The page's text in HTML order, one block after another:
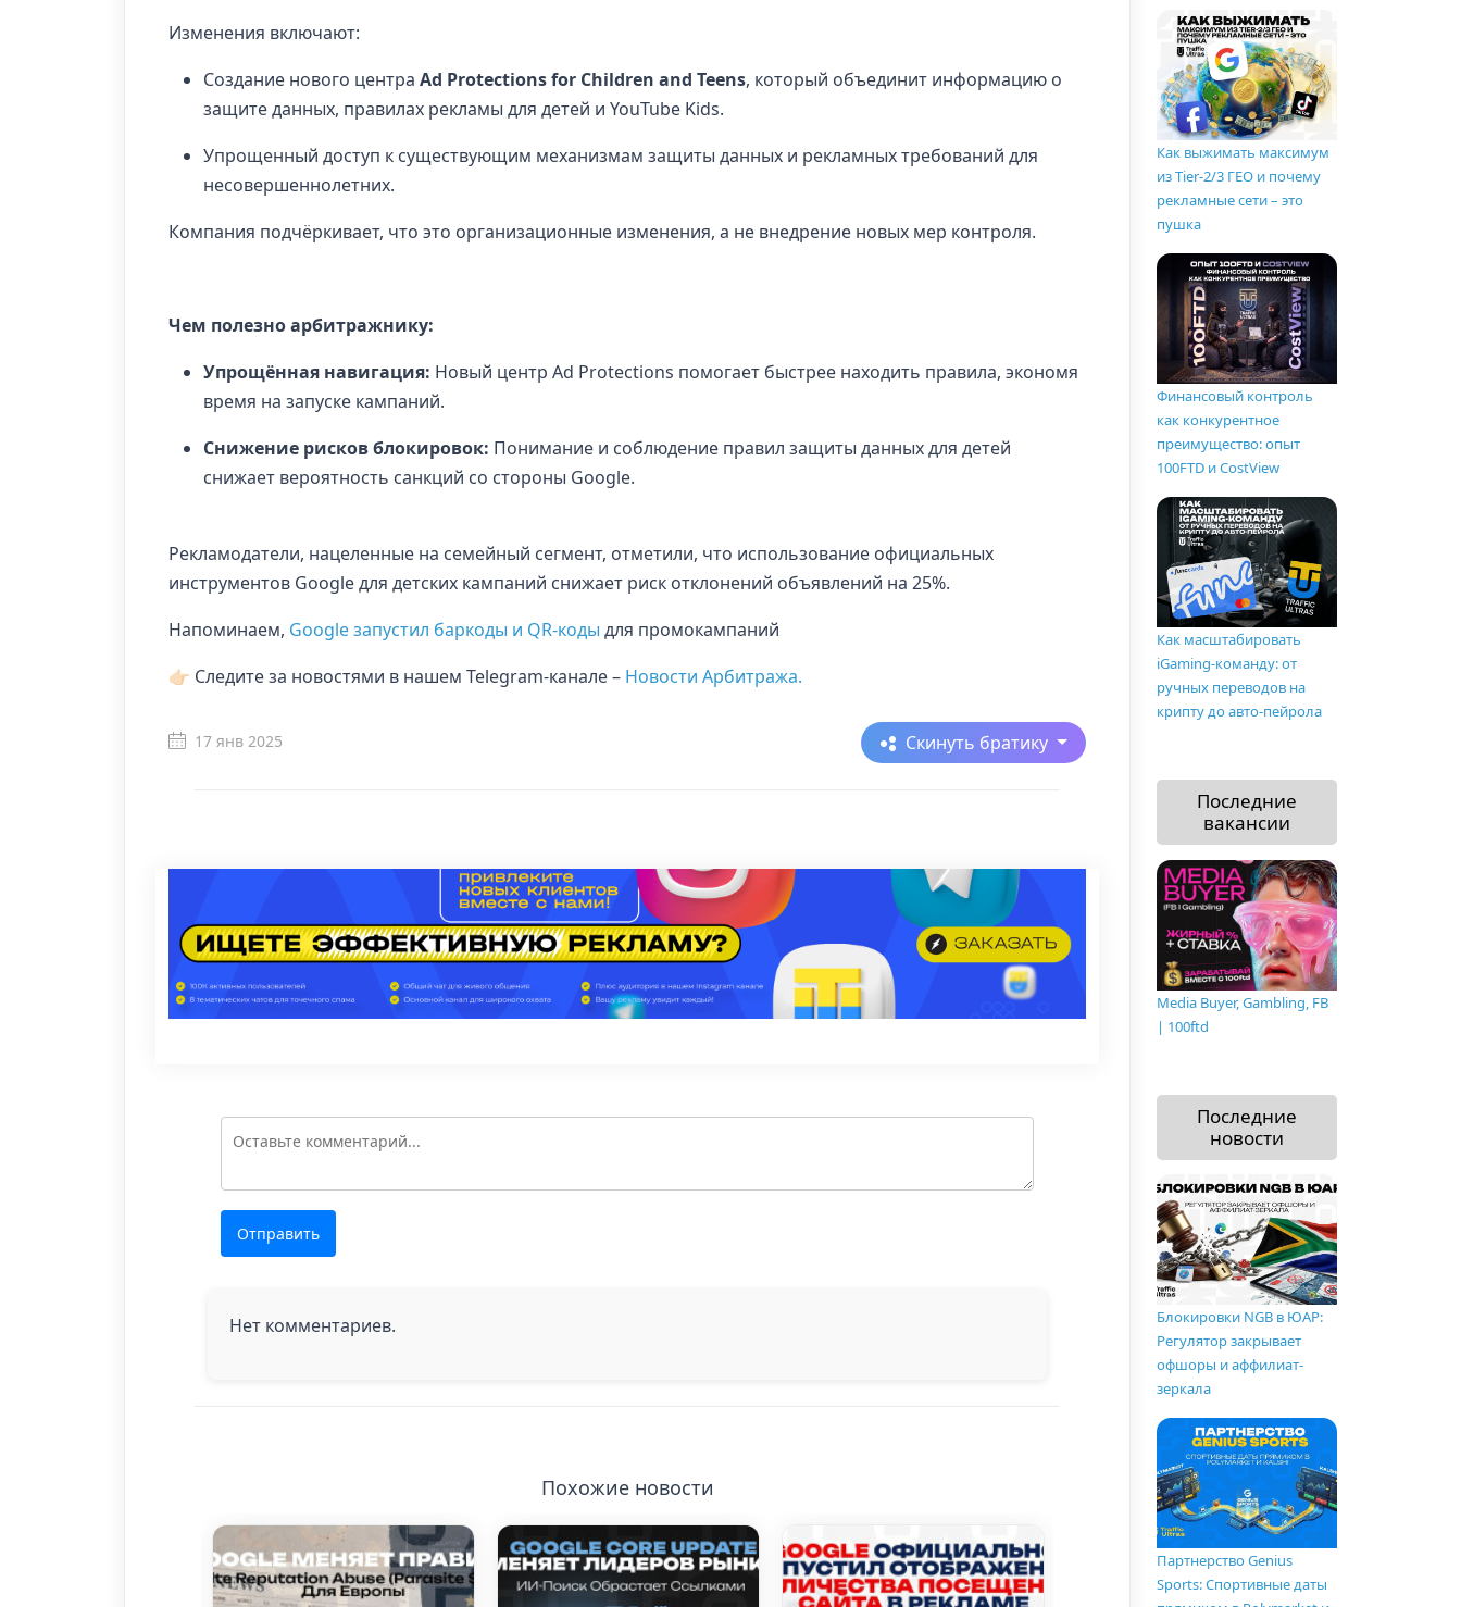
Изменения включают:
Создание нового центра Ad Protections for Children and Teens, который объединит информацию о
защите данных, правилах рекламы для детей и YouTube Kids.
Упрощенный доступ к существующим механизмам защиты данных и рекламных требований для
несовершеннолетних.
Компания подчёркивает, что это организационные изменения, а не внедрение новых мер контроля.
Чем полезно арбитражнику:
Упрощённая навигация: Новый центр Ad Protections помогает быстрее находить правила, экономя
время на запуске кампаний.
Снижение рисков блокировок: Понимание и соблюдение правил защиты данных для детей
снижает вероятность санкций со стороны Google.
Рекламодатели, нацеленные на семейный сегмент, отметили, что использование официальных
инструментов Google для детских кампаний снижает риск отклонений объявлений на 25%.
Напоминаем, Google запустил баркоды и QR-коды для промокампаний
👉🏻 Следите за новостями в нашем Telegram-канале – Новости Арбитража.
17 янв 2025 Скинуть братику
Отправить
Нет комментариев.
Похожие новости
Как выжимать максимум
из Tier-2/3 ГЕО и почему
рекламные сети – это
пушка
Финансовый контроль
как конкурентное
преимущество: опыт
100FTD и CostView
Как масштабировать
iGaming-команду: от
ручных переводов на
крипту до авто-пейрола
Последние
вакансии
Media Buyer, Gambling, FB
| 100ftd
Последние
новости
Блокировки NGB в ЮАР:
Регулятор закрывает
офшоры и аффилиат-
зеркала
Партнерство Genius
Sports: Спортивные даты